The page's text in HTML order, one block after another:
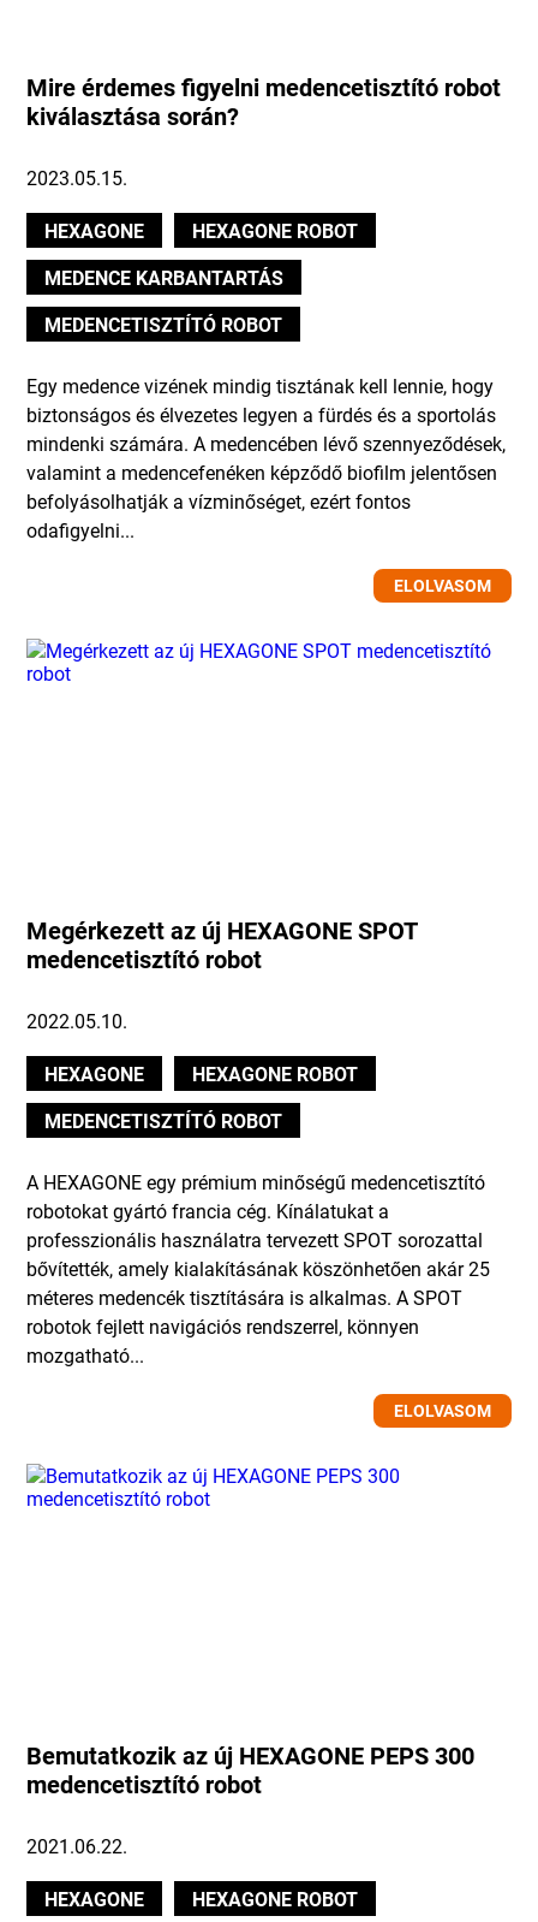
Mire érdemes figyelni medencetisztító robot
kiválasztása során?
2023.05.15.
HEXAGONE
HEXAGONE ROBOT
MEDENCE KARBANTARTÁS
MEDENCETISZTÍTÓ ROBOT
Egy medence vizének mindig tisztának kell lennie, hogy
biztonságos és élvezetes legyen a fürdés és a sportolás
mindenki számára. A medencében lévő szennyeződések,
valamint a medencefenéken képződő biofilm jelentősen
befolyásolhatják a vízminőséget, ezért fontos
odafigyelni...
ELOLVASOM
Megérkezett az új HEXAGONE SPOT
medencetisztító robot
2022.05.10.
HEXAGONE
HEXAGONE ROBOT
MEDENCETISZTÍTÓ ROBOT
A HEXAGONE egy prémium minőségű medencetisztító
robotokat gyártó francia cég. Kínálatukat a
professzionális használatra tervezett SPOT sorozattal
bővítették, amely kialakításának köszönhetően akár 25
méteres medencék tisztítására is alkalmas. A SPOT
robotok fejlett navigációs rendszerrel, könnyen
mozgatható...
ELOLVASOM
Bemutatkozik az új HEXAGONE PEPS 300
medencetisztító robot
2021.06.22.
HEXAGONE
HEXAGONE ROBOT